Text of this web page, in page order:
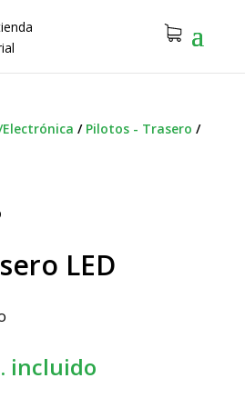
/ Pilotos - Trasero /
LED
incluido